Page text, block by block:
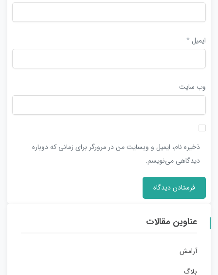
ایمیل *
وب‌ سایت
ذخیره نام، ایمیل و وبسایت من در مرورگر برای زمانی که دوباره
دیدگاهی می‌نویسم.
عناوین مقالات
آرامش
بلاگ